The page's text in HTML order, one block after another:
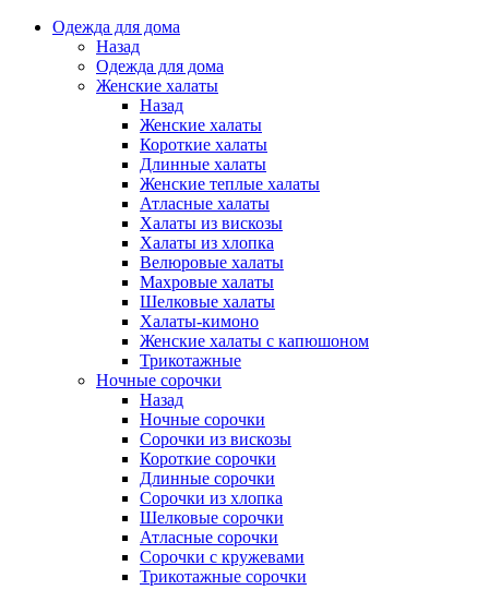
Одежда для дома
Назад
Одежда для дома
Женские халаты
Назад
Женские халаты
Короткие халаты
Длинные халаты
Женские теплые халаты
Атласные халаты
Халаты из вискозы
Халаты из хлопка
Велюровые халаты
Махровые халаты
Шелковые халаты
Халаты-кимоно
Женские халаты с капюшоном
Трикотажные
Ночные сорочки
Назад
Ночные сорочки
Сорочки из вискозы
Короткие сорочки
Длинные сорочки
Сорочки из хлопка
Шелковые сорочки
Атласные сорочки
Сорочки с кружевами
Трикотажные сорочки